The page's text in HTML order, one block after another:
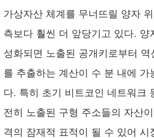
가상자산 체계를 무너뜨릴 양자
측보다 훨씬 더 앞당기고 있다. 양
성화되면 노출된 공개키로부터 역
를 추출하는 계산이 수 분 내에 가
다. 특히 초기 비트코인 네트워크
전히 노출된 구형 주소들의 자산
격의 잠재적 표적이 될 수 있어 시